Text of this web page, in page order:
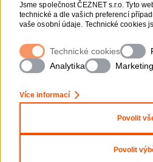
Jsme společnost ČEZNET s.r.o. Tyto
technické a dle vašich preferencí
vaše osobní údaje. Technické cookies
webové stránky vašim preferencím, k
analytice. Pro sběr a zpracování
osobních údajů, nám můžete udělit
právech, zpracování osobních údajů,
Technické cookies
Analytika
Marketing
Více informací
Povolit
Povolit
POSLAT
Zanechte nám
ozveme zpět
Ochrana